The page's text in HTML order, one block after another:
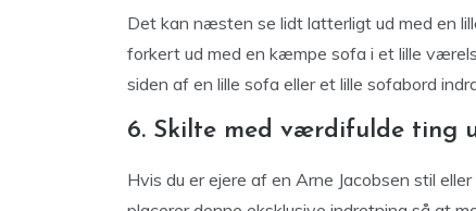
Det kan næsten se lidt latterligt ud med en
forkert ud med en kæmpe sofa i et lille
siden af ​​en lille sofa eller et lille sofabord
6. Skilte med værdifulde ting
Hvis du er ejere af en Arne Jacobsen stil